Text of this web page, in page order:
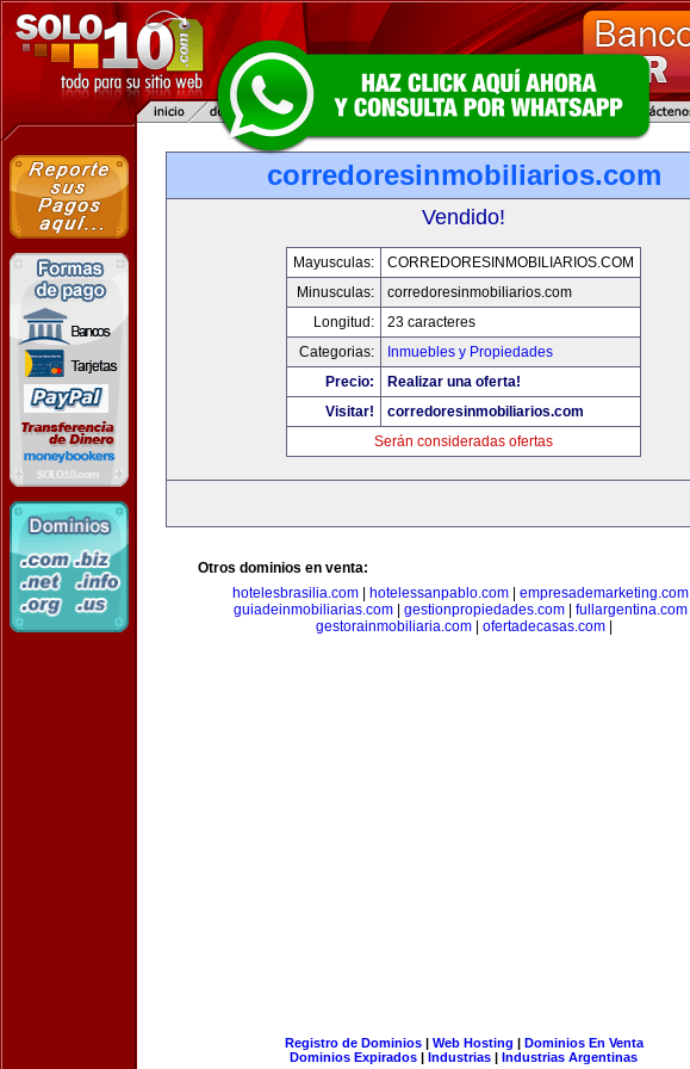
corredoresinmobiliarios.com
Vendido!
Mayusculas:
CORREDORESINMOBILIARIOS.COM
Minusculas:
corredoresinmobiliarios.com
Longitud:
23 caracteres
Categorias:
Inmuebles y Propiedades
Precio:
Realizar una oferta!
Visitar!
corredoresinmobiliarios.com
Serán consideradas ofertas
Otros dominios en venta:
hotelesbrasilia.com| hotelessanpablo.com| empresademarketing.com|
guiadeinmobiliarias.com| gestionpropiedades.com| fullargentina.com|
gestorainmobiliaria.com| ofertadecasas.com|
Registro de Dominios| Web Hosting | Dominios En Venta
Dominios Expirados | Industrias | Industrias Argentinas